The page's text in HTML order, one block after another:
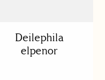
Deilephila
elpenor